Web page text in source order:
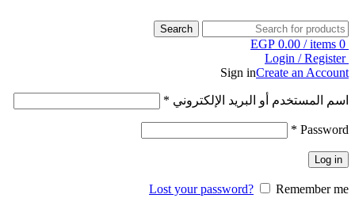
Search
0
items
/
EGP 0.00
Login / Register
Sign inCreate an Account
اسم المستخدم أو البريد الإلكتروني *
Password
*
Log in
Lost your password?
Remember me